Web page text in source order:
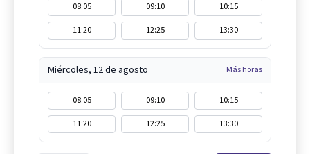
08:05 09:10
10:15
11:20
12:25 13:30
Miércoles, 12 de agosto Más horas
08:05 09:10
10:15
11:20
12:25 13:30